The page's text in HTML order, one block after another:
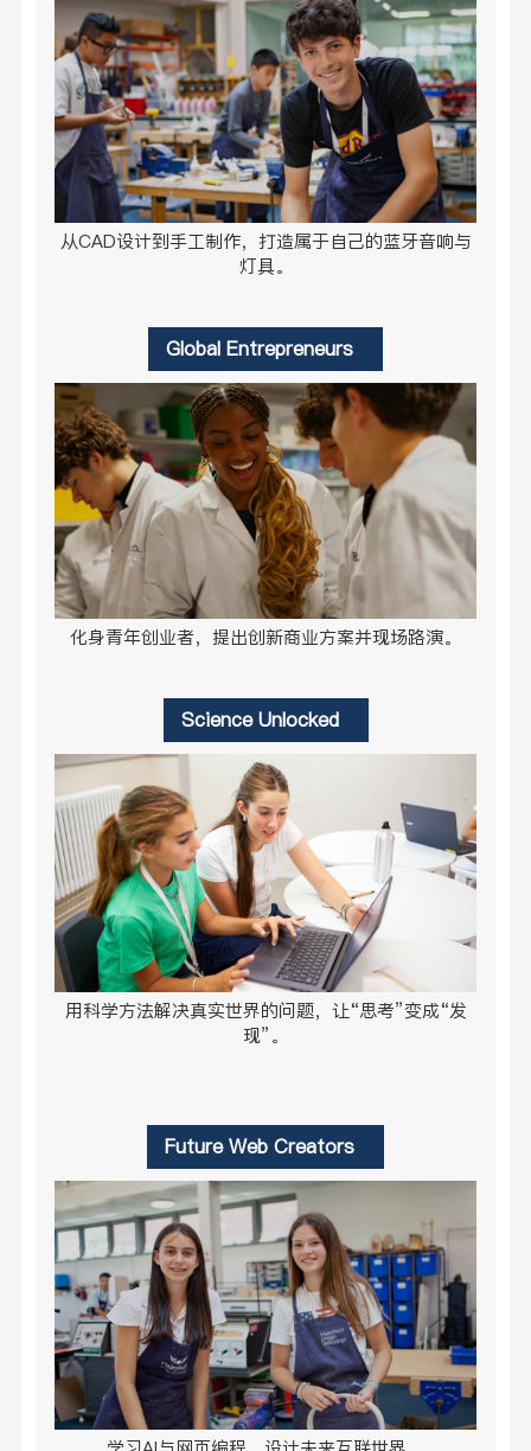
从CAD设计到手工制作，打造属于自己的蓝牙音响与
灯具。
Global Entrepreneurs
化身青年创业者，提出创新商业方案并现场路演。
Science Unlocked
用科学方法解决真实世界的问题，让“思考”变成“发
现”。
Future Web Creators